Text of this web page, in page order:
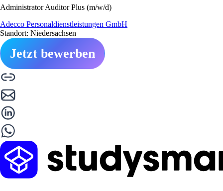
Administrator Auditor Plus (m/w/d)
Adecco Personaldienstleistungen GmbH
Standort: Niedersachsen
Jetzt bewerben